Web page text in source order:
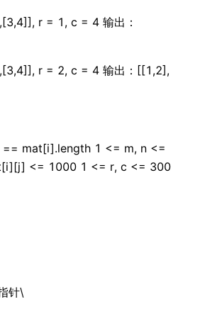
r = 1, c = 4 输出：
r = 2, c = 4 输出：[[1,2],
mat[i].length 1 <= m, n <=
<= 1000 1 <= r, c <= 300
针\